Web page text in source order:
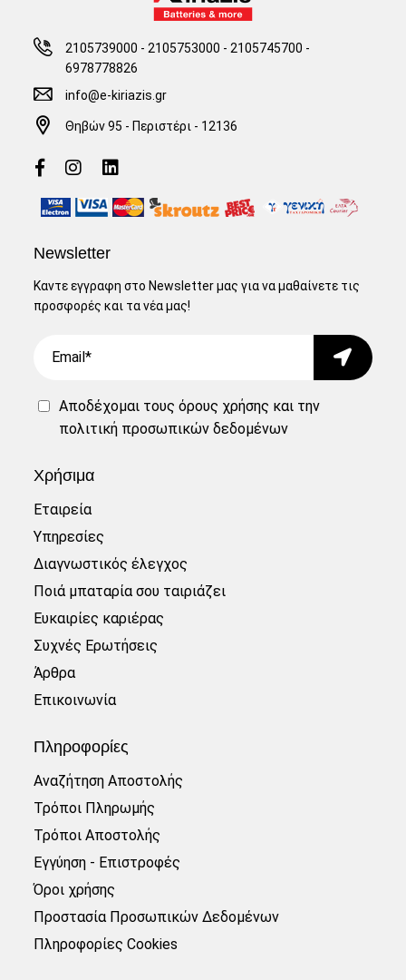
2105739000 - 2105753000 - 2105745700 -
6978778826
info@e-kiriazis.gr
Θηβών 95 - Περιστέρι - 12136
Newsletter
Καντε εγγραφη στο Newsletter μας για να μαθαίνετε τις
προσφορές και τα νέα μας!
Submit
Αποδέχομαι τουςόρους χρήσης και την
πολιτική προσωπικών δεδομένων
Χρήσιμα
Εταιρεία
Υπηρεσίες
Διαγνωστικός έλεγχος
Ποιά μπαταρία σου ταιριάζει
Ευκαιρίες καριέρας
Συχνές Ερωτήσεις
Άρθρα
Επικοινωνία
Πληροφορίες
Αναζήτηση Αποστολής
Τρόποι Πληρωμής
Τρόποι Αποστολής
Εγγύηση - Επιστροφές
Όροι χρήσης
Προστασία Προσωπικών Δεδομένων
Πληροφορίες Cookies